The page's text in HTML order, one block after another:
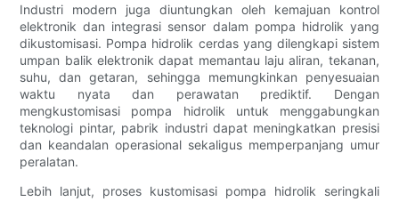
Industri modern juga diuntungkan oleh kemajuan kontrol
elektronik dan integrasi sensor dalam pompa hidrolik yang
dikustomisasi. Pompa hidrolik cerdas yang dilengkapi sistem
umpan balik elektronik dapat memantau laju aliran, tekanan,
suhu, dan getaran, sehingga memungkinkan penyesuaian
waktu nyata dan perawatan prediktif. Dengan
mengkustomisasi pompa hidrolik untuk menggabungkan
teknologi pintar, pabrik industri dapat meningkatkan presisi
dan keandalan operasional sekaligus memperpanjang umur
peralatan.
Lebih lanjut, proses kustomisasi pompa hidrolik seringkali